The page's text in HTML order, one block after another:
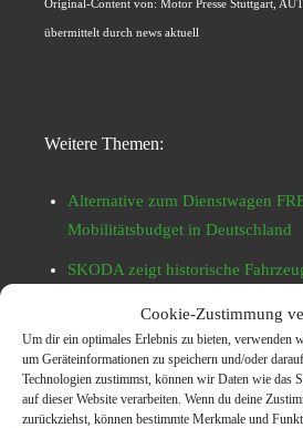
Cookie-Zustimmung
Um dir ein optimales Erlebnis zu bieten, verwenden
um Geräteinformationen zu speichern und/oder
Technologien zustimmst, können wir Daten wie das
auf dieser Website verarbeiten. Wenn du deine
zurückziehst, können bestimmte Merkmale und
Original-Content von: Motor Presse Stuttgart,
übermittelt durch news aktuell
Weitere Themen:
Alternative zum Dienstwagen
Mobilitätsbudget in Deutschland
SKODA zeigt historische
Marketing Automobilbranche
Pressemitteilung veröffentlichen
Autoankauf Stuttgart